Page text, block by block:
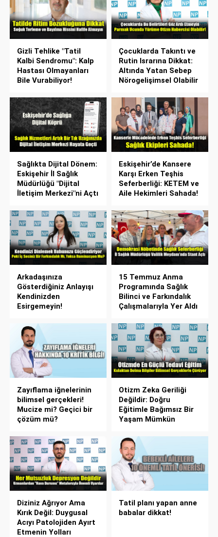
Gizli Tehlike "Tatil
Kalbi Sendromu": Kalp
Hastası Olmayanları
Bile Vurabiliyor!
Çocuklarda Takıntı ve
Rutin Israrına Dikkat:
Altında Yatan Sebep
Nörogelişimsel Olabilir
Sağlıkta Dijital Dönem:
Eskişehir İl Sağlık
Müdürlüğü "Dijital
İletişim Merkezi"ni Açtı
Eskişehir’de Kansere
Karşı Erken Teşhis
Seferberliği: KETEM ve
Aile Hekimleri Sahada!
Arkadaşınıza
Gösterdiğiniz Anlayışı
Kendinizden
Esirgemeyin!
15 Temmuz Anma
Programında Sağlık
Bilinci ve Farkındalık
Çalışmalarıyla Yer Aldı
Zayıflama iğnelerinin
bilimsel gerçekleri!
Mucize mi? Geçici bir
çözüm mü?
Otizm Zeka Geriliği
Değildir: Doğru
Eğitimle Bağımsız Bir
Yaşam Mümkün
Diziniz Ağrıyor Ama
Kırık Değil: Duygusal
Acıyı Patolojiden Ayırt
Etmenin Yolları
Tatil planı yapan anne
babalar dikkat!